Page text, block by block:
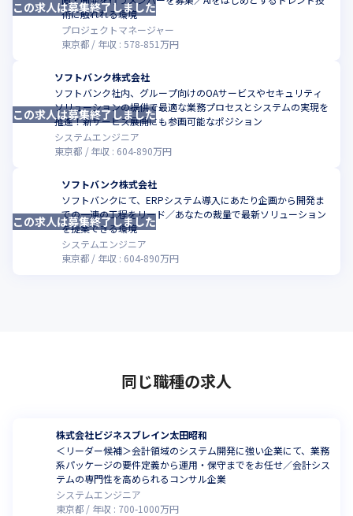
術に触れれる環境
プロジェクトマネージャー
東京都
年収 : 578-851 万円
この求人は募集終了しました
ソフトバンク株式会社
ソフトバンク社内、グループ向けのOAサービスやセキュリティ
ソリューションの提供で最適な業務プロセスとシステムの実現を
推進！新サービス展開にも参画可能なポジション
システムエンジニア
東京都
年収 : 604-890万円
この求人は募集終了しました
ソフトバンク株式会社
ソフトバンクにて、ERPシステム導入にあたり企画から開発ま
での一連の工程をリード／あなたの裁量で最新ソリューション
を提案できる環境
システムエンジニア
東京都
年収 : 604-890万円
この求人は募集終了しました
同じ職種の求人
株式会社ビジネスブレイン太田昭和
＜リーダー候補＞会計領域のシステム開発に強い企業にて、業務
系パッケージの要件定義から運用・保守までをお任せ／会計シス
テムの専門性を高められるコンサル企業
システムエンジニア
東京都
年収 : 700-1000万円